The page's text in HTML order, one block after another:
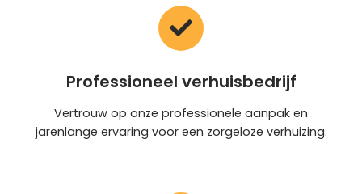
Professioneel verhuisbedrijf
Vertrouw op onze professionele aanpak en
jarenlange ervaring voor een zorgeloze verhuizing.